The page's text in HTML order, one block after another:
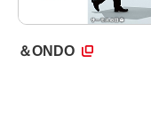
＆ONDO